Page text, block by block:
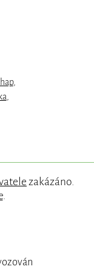
,
zakázáno.
.